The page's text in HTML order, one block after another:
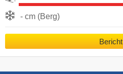
- cm (Berg)
Bericht